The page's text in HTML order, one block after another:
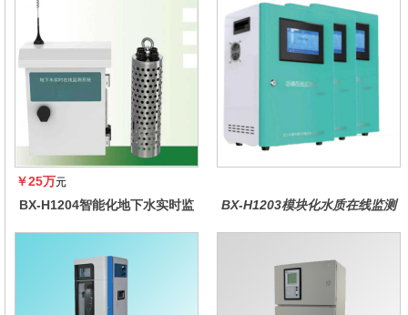
￥25万元
BX-H1204智能化地下水实时监
BX-H1203模块化水质在线监测